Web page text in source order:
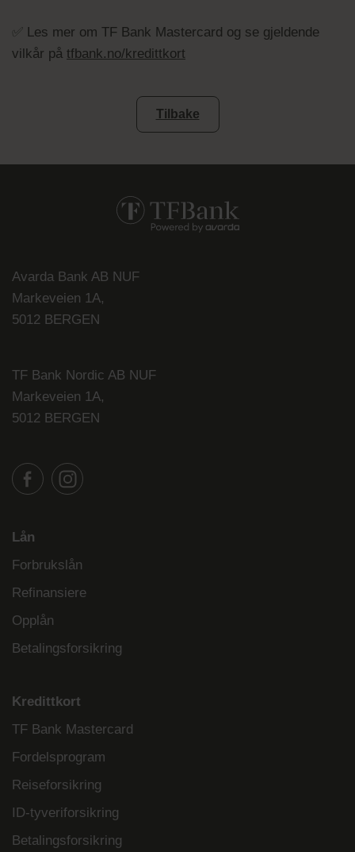
✅ Les mer om TF Bank Mastercard og se gjeldende
vilkår på tfbank.no/kredittkort
Tilbake
Avarda Bank AB NUF
Markeveien 1A,
5012 BERGEN
TF Bank Nordic AB NUF
Markeveien 1A,
5012 BERGEN
Lån
Forbrukslån
Refinansiere
Opplån
Betalingsforsikring
Kredittkort
TF Bank Mastercard
Fordelsprogram
Reiseforsikring
ID-tyveriforsikring
Betalingsforsikring